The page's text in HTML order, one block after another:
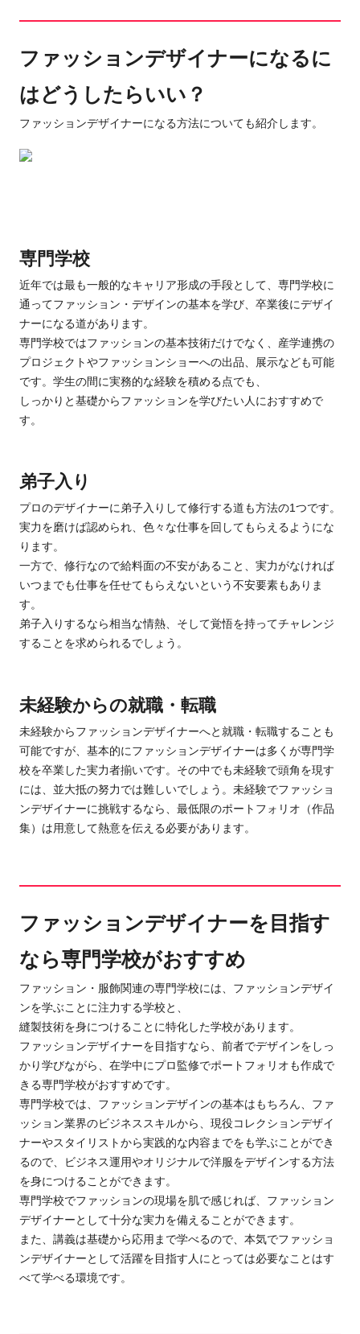
ファッションデザイナーになるに
はどうしたらいい？
ファッションデザイナーになる方法についても紹介します。
専門学校
近年では最も一般的なキャリア形成の手段として、専門学校に
通ってファッション・デザインの基本を学び、 卒業後にデザイ
ナーになる道があります。
専門学校ではファッションの基本技術だけでなく、産学連携の
プロジェクトやファッションショーへの出品、展示なども可能
です。 学生の間に実務的な経験を積める点でも、
しっかりと基礎からファッションを学びたい人におすすめで
す。
弟子入り
プロのデザイナーに弟子入りして修行する道も方法の1つです。
実力を磨けば認められ、色々な仕事を回してもらえるようにな
ります。
一方で、修行なので給料面の不安があること、実力がなければ
いつまでも仕事を任せてもらえないという不安要素もありま
す。
弟子入りするなら相当な情熱、そして覚悟を持ってチャレンジ
することを求められるでしょう。
未経験からの就職・転職
未経験からファッションデザイナーへと就職・転職することも
可能ですが、 基本的にファッションデザイナーは多くが専門学
校を卒業した実力者揃いです。その中でも未経験で頭角を現す
には、並大抵の努力では難しいでしょう。未経験でファッショ
ンデザイナーに挑戦するなら、最低限のポートフォリオ（作品
集）は用意して熱意を伝える必要があります。
ファッションデザイナーを目指す
なら専門学校がおすすめ
ファッション・服飾関連の専門学校には、ファッションデザイ
ンを学ぶことに注力する学校と、
縫製技術を身につけることに特化した学校があります。
ファッションデザイナーを目指すなら、 前者でデザインをしっ
かり学びながら、 在学中にプロ監修でポートフォリオも作成で
きる専門学校がおすすめです。
専門学校では ファッションデザインの基本はもちろん、 ファ
ッション業界のビジネススキルから、 現役コレクションデザイ
ナーやスタイリストから実践的な内容までをも学ぶことができ
るので、
ビジネス運用やオリジナルで洋服をデザインする方法
を身につけることができます。
専門学校でファッションの現場を肌で感じれば、ファッション
デザイナーとして十分な実力を備えることができ ます。
また、講義は基礎から応用まで学べるので、本気でファッショ
ンデザイナーとして活躍を目指す人にとっては必要なことはす
べて学べる環境です。